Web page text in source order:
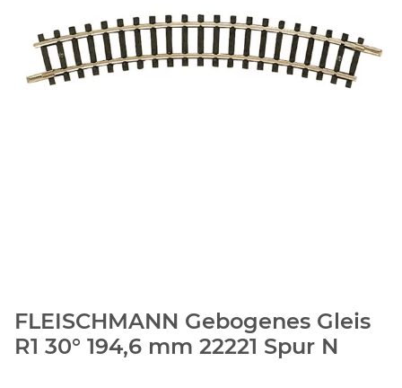
FLEISCHMANN Gebogenes Gleis
R1 30° 194,6 mm 22221 Spur N